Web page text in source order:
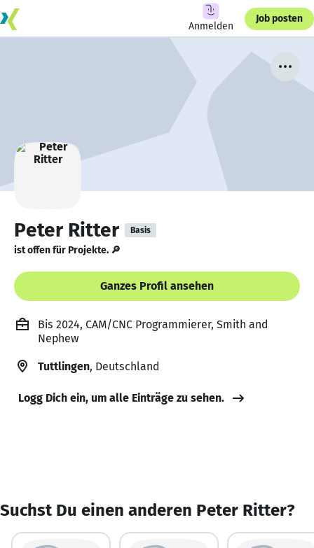
Anmelden
Job posten
Peter Ritter Basis
ist offen für Projekte. 🔎
Ganzes Profil ansehen
Bis 2024, CAM/CNC Programmierer, Smith and
Nephew
Tuttlingen, Deutschland
Logg Dich ein, um alle Einträge zu sehen.
Suchst Du einen anderen Peter Ritter?